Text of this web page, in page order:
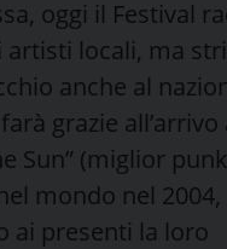
oggi il Festival
locali, ma
anche al
grazie all’arrivo
Sun” (miglior
mondo nel 2004,
ai presenti la loro